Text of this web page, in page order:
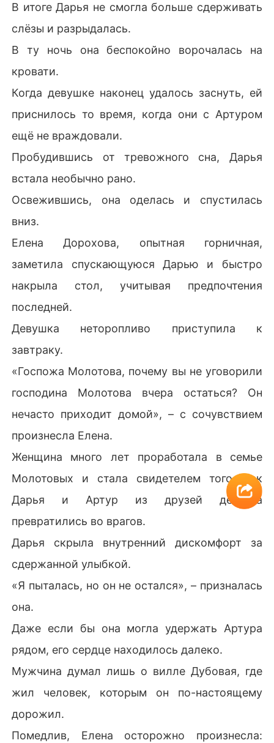
В итоге Дарья не смогла больше сдерживать
слёзы и разрыдалась.
В ту ночь она беспокойно ворочалась на
кровати.
Когда девушке наконец удалось заснуть, ей
приснилось то время, когда они с Артуром
ещё не враждовали.
Пробудившись от тревожного сна, Дарья
встала необычно рано.
Освежившись, она оделась и спустилась
вниз.
Елена Дорохова, опытная горничная,
заметила спускающуюся Дарью и быстро
накрыла стол, учитывая предпочтения
последней.
Девушка неторопливо приступила к
завтраку.
«Госпожа Молотова, почему вы не уговорили
господина Молотова вчера остаться? Он
нечасто приходит домой», – с сочувствием
произнесла Елена.
Женщина много лет проработала в семье
Молотовых и стала свидетелем того, как
Дарья и Артур из друзей детства
превратились во врагов.
Дарья скрыла внутренний дискомфорт за
сдержанной улыбкой.
«Я пыталась, но он не остался», – призналась
она.
Даже если бы она могла удержать Артура
рядом, его сердце находилось далеко.
Мужчина думал лишь о вилле Дубовая, где
жил человек, которым он по-настоящему
дорожил.
Помедлив, Елена осторожно произнесла: